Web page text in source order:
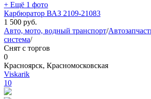
+ Ещё 1 фото
Карбюратор ВАЗ 2109-21083
1 500 руб.
Авто, мото, водный транспорт/
система/
Снят с торгов
0
Красноярск, Красномосковская
Viskarik
10